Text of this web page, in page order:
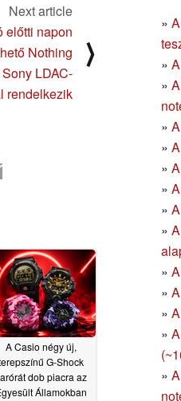
»
»
»
»
»
»
»
»
»
»
»
»
»
»
Next article
előtti napon
Nothing
LDAC-
rendelkezik
⟩
A Casio négy új,
G-Shock
dob piacra az
Államokban